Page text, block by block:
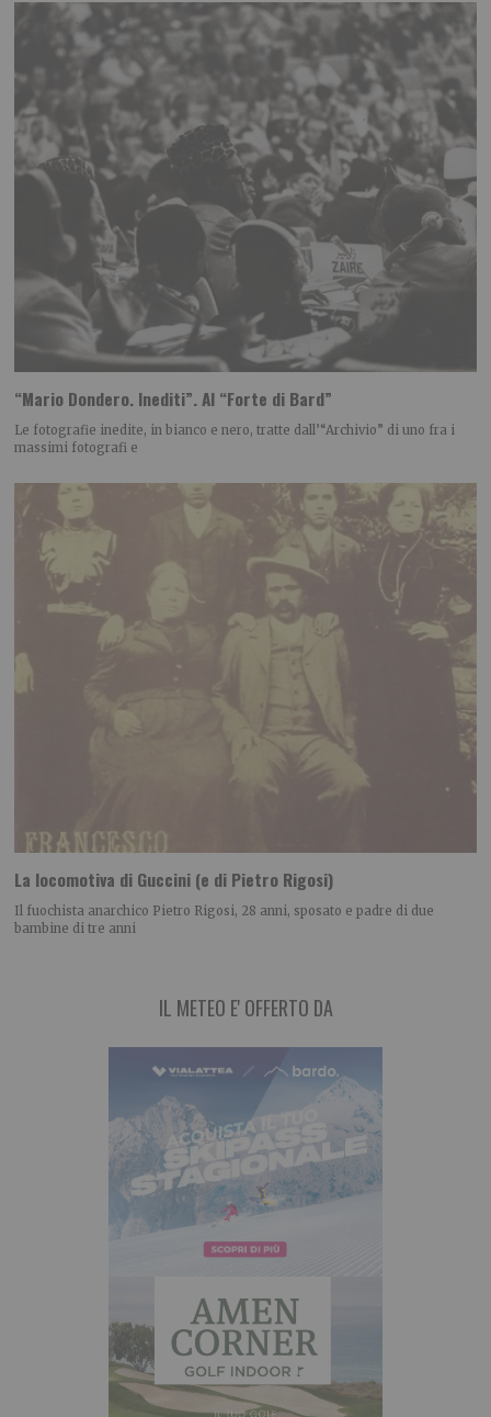
“Mario Dondero. Inediti”. Al “Forte di Bard”
Le fotografie inedite, in bianco e nero, tratte dall’“Archivio” di uno fra i
massimi fotografi e
La locomotiva di Guccini (e di Pietro Rigosi)
Il fuochista anarchico Pietro Rigosi, 28 anni, sposato e padre di due
bambine di tre anni
IL METEO E' OFFERTO DA